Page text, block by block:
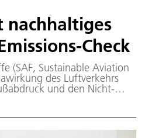
nach­hal­ti­ges
Check
(SAF, Sustainable Aviation
des Luftverkehrs
und den Nicht-
der Luftfahrt rasch zu